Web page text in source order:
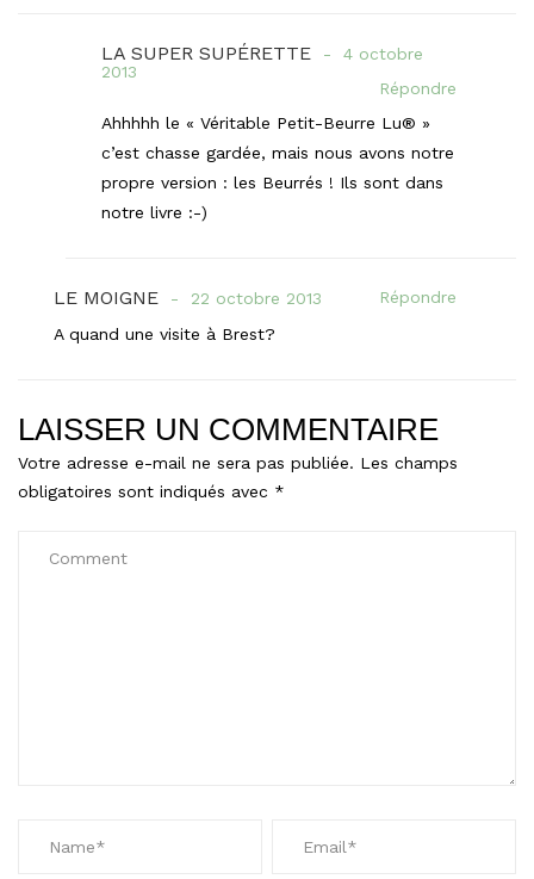
LA SUPER SUPÉRETTE
4 octobre
2013
Répondre
Ahhhhh le « Véritable Petit-Beurre Lu® »
c’est chasse gardée, mais nous avons notre
propre version : les Beurrés ! Ils sont dans
notre livre :-)
LE MOIGNE 22 octobre 2013
Répondre
A quand une visite à Brest?
LAISSER UN COMMENTAIRE
Votre adresse e-mail ne sera pas publiée. Les champs
obligatoires sont indiqués avec *